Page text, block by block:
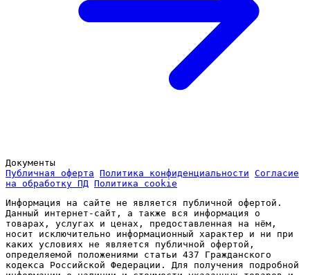
Документы
Публичная оферта Политика конфиденциальности Согласие
на обработку ПД Политика cookie
Информация на сайте не является публичной офертой.
Данный интернет-сайт, а также вся информация о
товарах, услугах и ценах, предоставленная на нём,
носит исключительно информационный характер и ни при
каких условиях не является публичной офертой,
определяемой положениями статьи 437 Гражданского
кодекса Российской Федерации. Для получения подробной